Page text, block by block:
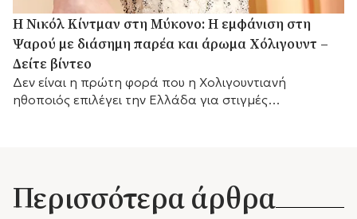
H Νικόλ Κίντμαν στη Μύκονο: Η εμφάνιση στη
Ψαρού με διάσημη παρέα και άρωμα Χόλιγουντ –
Δείτε βίντεο
Δεν είναι η πρώτη φορά που η Χολιγουντιανή
ηθοποιός επιλέγει την Ελλάδα για στιγμές
Περισσότερα άρθρα